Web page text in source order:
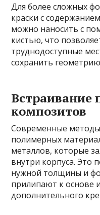
Для более сложных
краски с
можно наносить с
кистью, что
труднодоступные
сохранить
Встраивание
композитов
Современные
полимерных
металлов, которые
внутри корпуса. Это
нужной толщины и
прилипают к основе
дополнительного